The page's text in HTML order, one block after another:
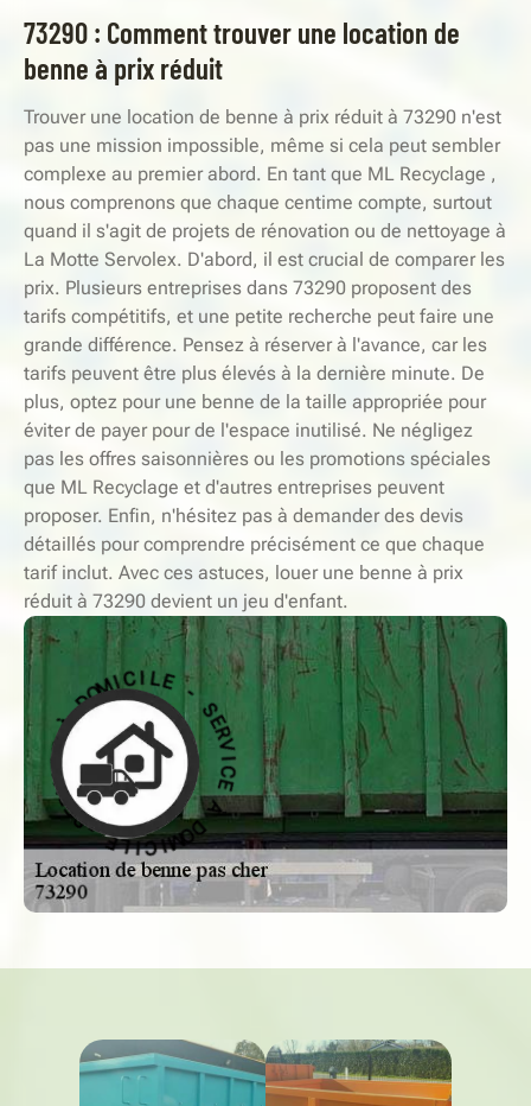
73290 : Comment trouver une location de
benne à prix réduit
Trouver une location de benne à prix réduit à 73290 n'est
pas une mission impossible, même si cela peut sembler
complexe au premier abord. En tant que ML Recyclage ,
nous comprenons que chaque centime compte, surtout
quand il s'agit de projets de rénovation ou de nettoyage à
La Motte Servolex. D'abord, il est crucial de comparer les
prix. Plusieurs entreprises dans 73290 proposent des
tarifs compétitifs, et une petite recherche peut faire une
grande différence. Pensez à réserver à l'avance, car les
tarifs peuvent être plus élevés à la dernière minute. De
plus, optez pour une benne de la taille appropriée pour
éviter de payer pour de l'espace inutilisé. Ne négligez
pas les offres saisonnières ou les promotions spéciales
que ML Recyclage et d'autres entreprises peuvent
proposer. Enfin, n'hésitez pas à demander des devis
détaillés pour comprendre précisément ce que chaque
tarif inclut. Avec ces astuces, louer une benne à prix
réduit à 73290 devient un jeu d'enfant.
S
E
R
V
I
C
E
À
D
O
M
IC
ILE - SER
VI
C
E
À
D
O
M
I
C
I
L
E
-